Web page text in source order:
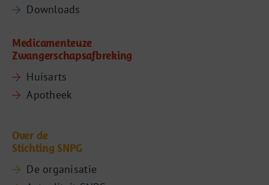
Downloads
Medicamenteuze
Zwangerschapsafbreking
Huisarts
Apotheek
Over de
Stichting SNPG
De organisatie